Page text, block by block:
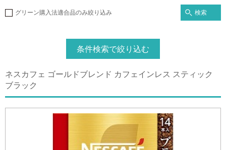
グリーン購入法適合品のみ絞り込み 検索
条件検索で絞り込む
ネスカフェ ゴールドブレンド カフェインレス スティック
ブラック